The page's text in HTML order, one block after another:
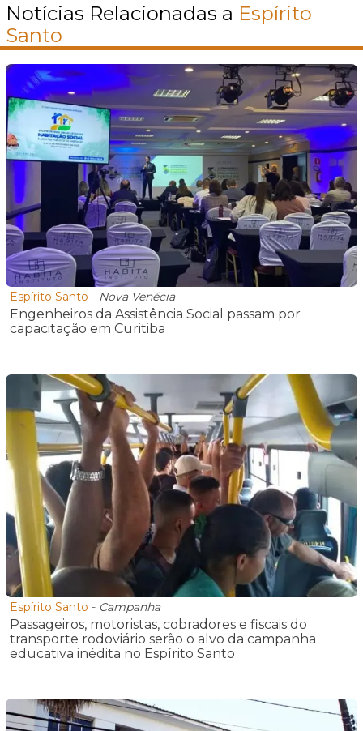
Notícias Relacionadas a Espírito
Santo
Espírito Santo - Nova Venécia
Engenheiros da Assistência Social passam por
capacitação em Curitiba
Espírito Santo - Campanha
Passageiros, motoristas, cobradores e fiscais do
transporte rodoviário serão o alvo da campanha
educativa inédita no Espírito Santo